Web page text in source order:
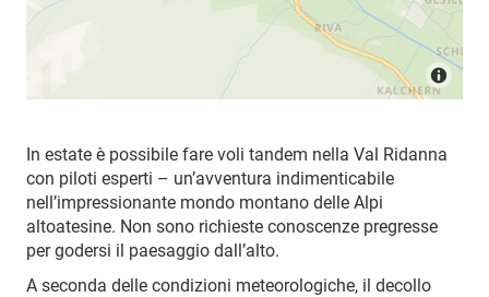
In estate è possibile fare voli tandem nella Val Ridanna
con piloti esperti – un’avventura indimenticabile
nell’impressionante mondo montano delle Alpi
altoatesine. Non sono richieste conoscenze pregresse
per godersi il paesaggio dall’alto.
A seconda delle condizioni meteorologiche, il decollo